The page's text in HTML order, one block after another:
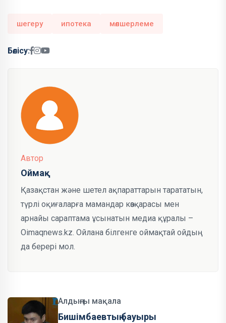
шегеру ипотека мөлшерлеме
Бөлісу:
Автор
Оймақ
Қазақстан және шетел ақпараттарын тарататын,
түрлі оқиғаларға мамандар көзқарасы мен
арнайы сараптама ұсынатын медиа құралы –
Oimaqnews.kz. Ойлана білгенге оймақтай ойдың
да берері мол.
Алдыңғы мақала
Бишімбаевтың бауыры